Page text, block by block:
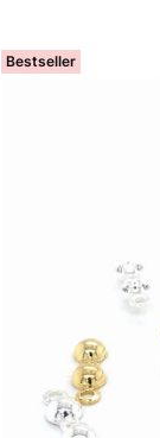
Bestseller